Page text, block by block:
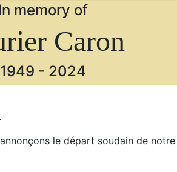
In memory of
Caron
1949 - 2024
le départ soudain de